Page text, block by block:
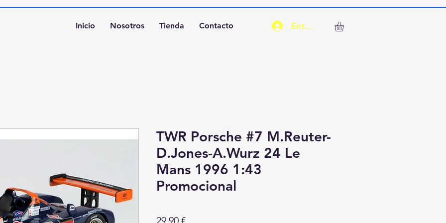
Inicio Nosotros Tienda Contacto Entrar
TWR Porsche #7 M.Reuter-
D.Jones-A.Wurz 24 Le
Mans 1996 1:43
Promocional
29,90 €Precio